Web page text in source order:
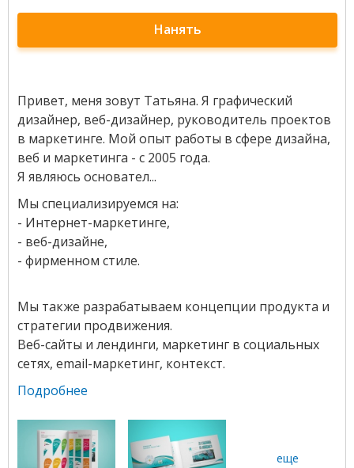
Нанять
Привет, меня зовут Татьяна. Я графический
дизайнер, веб-дизайнер, руководитель проектов
в маркетинге. Мой опыт работы в сфере дизайна,
веб и маркетинга - с 2005 года.
Я являюсь основател...
Мы специализируемся на:
- Интернет-маркетинге,
- веб-дизайне,
- фирменном стиле.
Мы также разрабатываем концепции продукта и
стратегии продвижения.
Веб-сайты и лендинги, маркетинг в социальных
сетях, email-маркетинг, контекст.
Подробнее
еще